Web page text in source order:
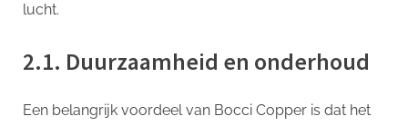
lucht.
2.1. Duurzaamheid en onderhoud
Een belangrijk voordeel van Bocci Copper is dat het